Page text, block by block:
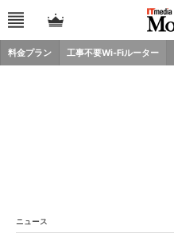
料金プラン 工事不要Wi-Fiルーター
ニュース